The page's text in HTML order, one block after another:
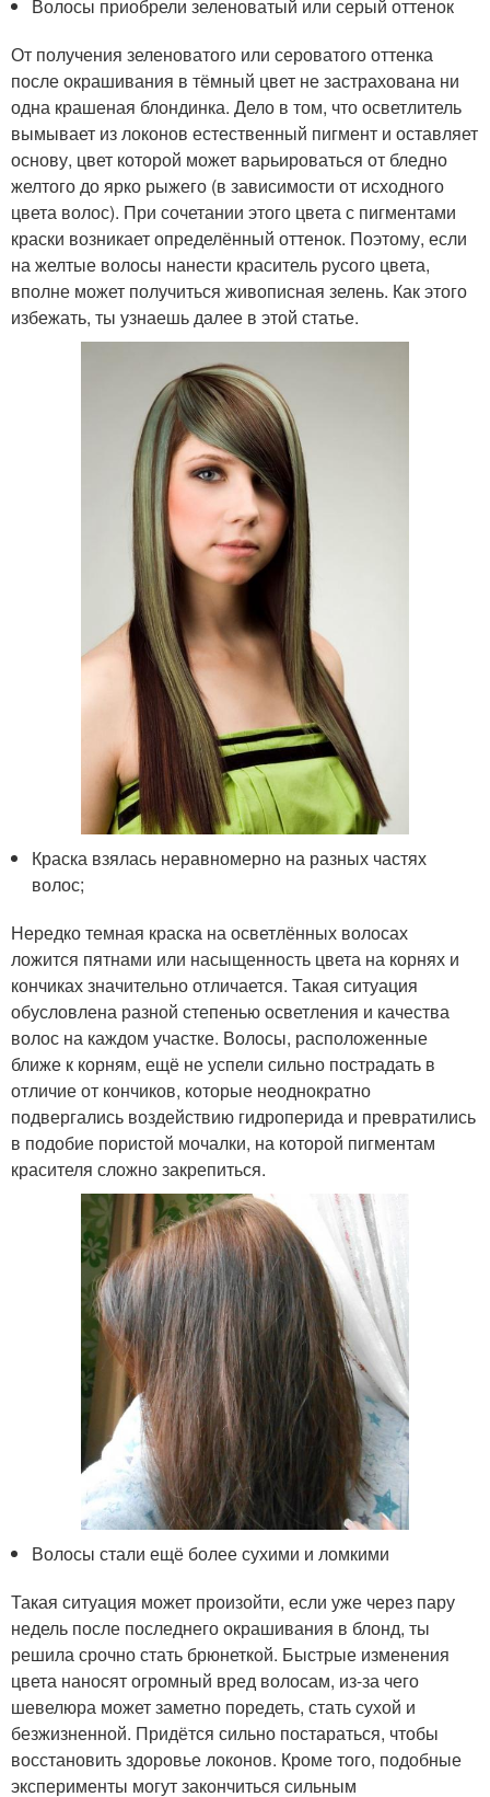
Волосы приобрели зеленоватый или серый оттенок
От получения зеленоватого или сероватого оттенка
после окрашивания в тёмный цвет не застрахована ни
одна крашеная блондинка. Дело в том, что осветлитель
вымывает из локонов естественный пигмент и оставляет
основу, цвет которой может варьироваться от бледно
желтого до ярко рыжего (в зависимости от исходного
цвета волос). При сочетании этого цвета с пигментами
краски возникает определённый оттенок. Поэтому, если
на желтые волосы нанести краситель русого цвета,
вполне может получиться живописная зелень. Как этого
избежать, ты узнаешь далее в этой статье.
Краска взялась неравномерно на разных частях
волос;
Нередко темная краска на осветлённых волосах
ложится пятнами или насыщенность цвета на корнях и
кончиках значительно отличается. Такая ситуация
обусловлена разной степенью осветления и качества
волос на каждом участке. Волосы, расположенные
ближе к корням, ещё не успели сильно пострадать в
отличие от кончиков, которые неоднократно
подвергались воздействию гидроперида и превратились
в подобие пористой мочалки, на которой пигментам
красителя сложно закрепиться.
Волосы стали ещё более сухими и ломкими
Такая ситуация может произойти, если уже через пару
недель после последнего окрашивания в блонд, ты
решила срочно стать брюнеткой. Быстрые изменения
цвета наносят огромный вред волосам, из-за чего
шевелюра может заметно поредеть, стать сухой и
безжизненной. Придётся сильно постараться, чтобы
восстановить здоровье локонов. Кроме того, подобные
эксперименты могут закончиться сильным